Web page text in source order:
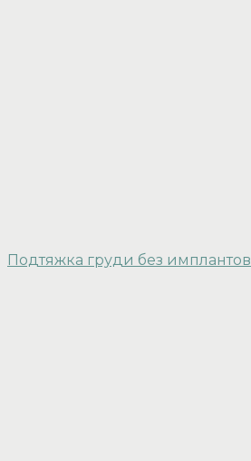
Подтяжка груди без имплантов